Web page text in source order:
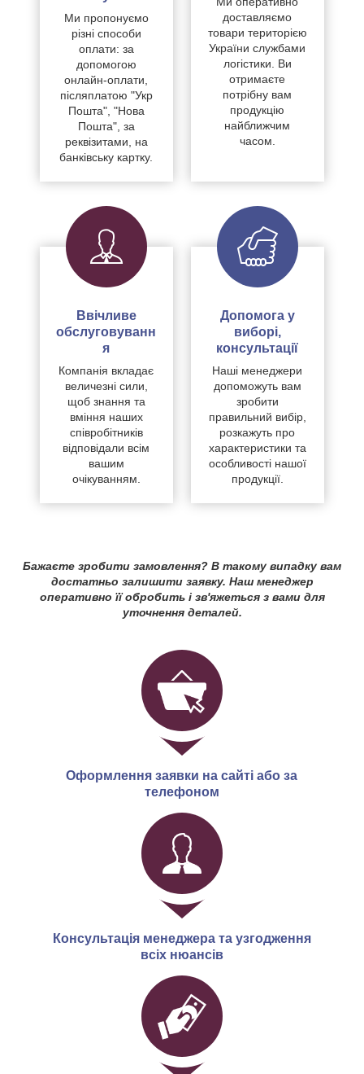
Ми пропонуємо
різні способи
оплати: за
допомогою
онлайн-оплати,
післяплатою "Укр
Пошта", "Нова
Пошта", за
реквізитами, на
банківську картку.
доставляємо
товари територією
України службами
логістики. Ви
отримаєте
потрібну вам
продукцію
найближчим
часом.
Ввічливе
обслуговуванн
я
Компанія вкладає
величезні сили,
щоб знання та
вміння наших
співробітників
відповідали всім
вашим
очікуванням.
Допомога у
виборі,
консультації
Наші менеджери
допоможуть вам
зробити
правильний вибір,
розкажуть про
характеристики та
особливості нашої
продукції.
Бажаєте зробити замовлення? В такому випадку вам
достатньо залишити заявку. Наш менеджер
оперативно її обробить і зв'яжеться з вами для
уточнення деталей.
Оформлення заявки на сайті або за
телефоном
Консультація менеджера та узгодження
всіх нюансів